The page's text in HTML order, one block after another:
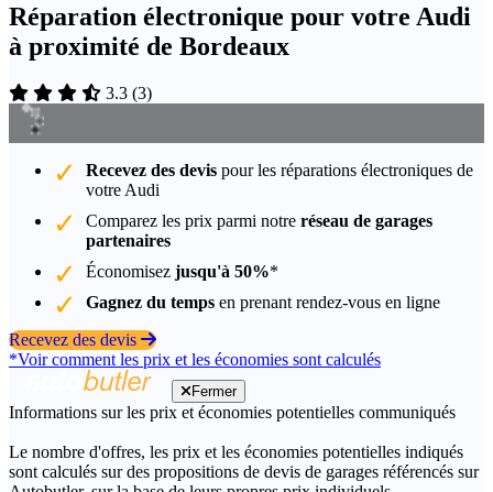
Réparation électronique pour votre Audi
à proximité de Bordeaux
3.3 (3)
Recevez des devis pour les réparations électroniques de
votre Audi
Comparez les prix parmi notre réseau de garages
partenaires
Économisez jusqu'à 50%*
Gagnez du temps en prenant rendez-vous en ligne
Recevez des devis
*Voir comment les prix et les économies sont calculés
Fermer
Informations sur les prix et économies potentielles communiqués
Le nombre d'offres, les prix et les économies potentielles indiqués
sont calculés sur des propositions de devis de garages référencés sur